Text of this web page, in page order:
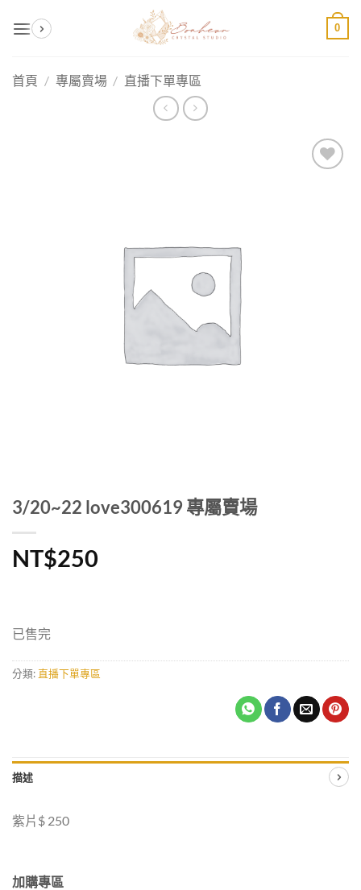
0
首頁 / 專屬賣場 / 直播下單專區
3/20~22 love300619 專屬賣場
NT$250
已售完
分類: 直播下單專區
描述
紫片$ 250
加購專區